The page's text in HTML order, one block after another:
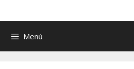
Menú